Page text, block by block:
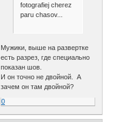
fotografiej cherez
paru chasov...
Мужики, выше на развертке
есть разрез, где специально
показан шов.
И он точно не двойной. А
зачем он там двойной?
0